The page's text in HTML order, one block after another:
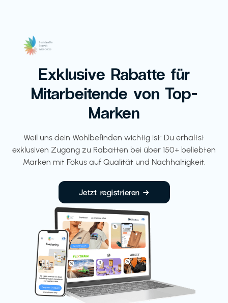
Exklusive Rabatte für
Mitarbeitende von Top-
Marken
Weil uns dein Wohlbefinden wichtig ist: Du erhältst
exklusiven Zugang zu Rabatten bei über 150+ beliebten
Marken mit Fokus auf Qualität und Nachhaltigkeit.
Jetzt registrieren →